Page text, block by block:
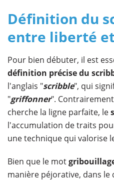
Définition du
entre liberté
Pour bien débuter, il est
définition précise du
l'anglais "scribble", qui
"griffonner".
cherche la ligne parfaite, le
l'accumulation de traits
une technique qui valorise
Bien que le mot
manière péjorative, dans le